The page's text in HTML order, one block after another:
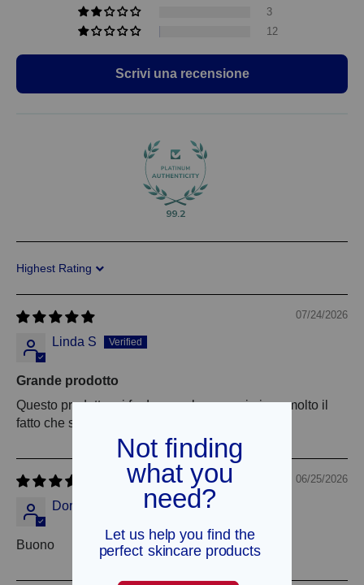
3
12
Scrivi una recensione
99.2
Sort by
07/24/2026
Linda S
Grande prodotto
Questo prodotto mi fa davvero bene e mi piace molto il
fatto che sia omeopatico.
06/25/2026
Doreen Grasby
Buono